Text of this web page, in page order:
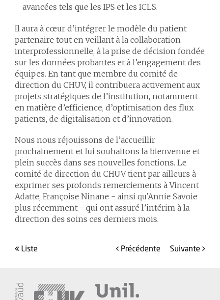
avancées tels que les IPS et les ICLS.
Il aura à cœur d’intégrer le modèle du patient
partenaire tout en veillant à la collaboration
interprofessionnelle, à la prise de décision fondée
sur les données probantes et à l’engagement des
équipes. En tant que membre du comité de
direction du CHUV, il contribuera activement aux
projets stratégiques de l’institution, notamment
en matière d’efficience, d’optimisation des flux
patients, de digitalisation et d’innovation.
Nous nous réjouissons de l’accueillir
prochainement et lui souhaitons la bienvenue et
plein succès dans ses nouvelles fonctions. Le
comité de direction du CHUV tient par ailleurs à
exprimer ses profonds remerciements à Vincent
Adatte, Françoise Ninane - ainsi qu'Annie Savoie
plus récemment - qui ont assuré l’intérim à la
direction des soins ces derniers mois.
liste précédente suivante